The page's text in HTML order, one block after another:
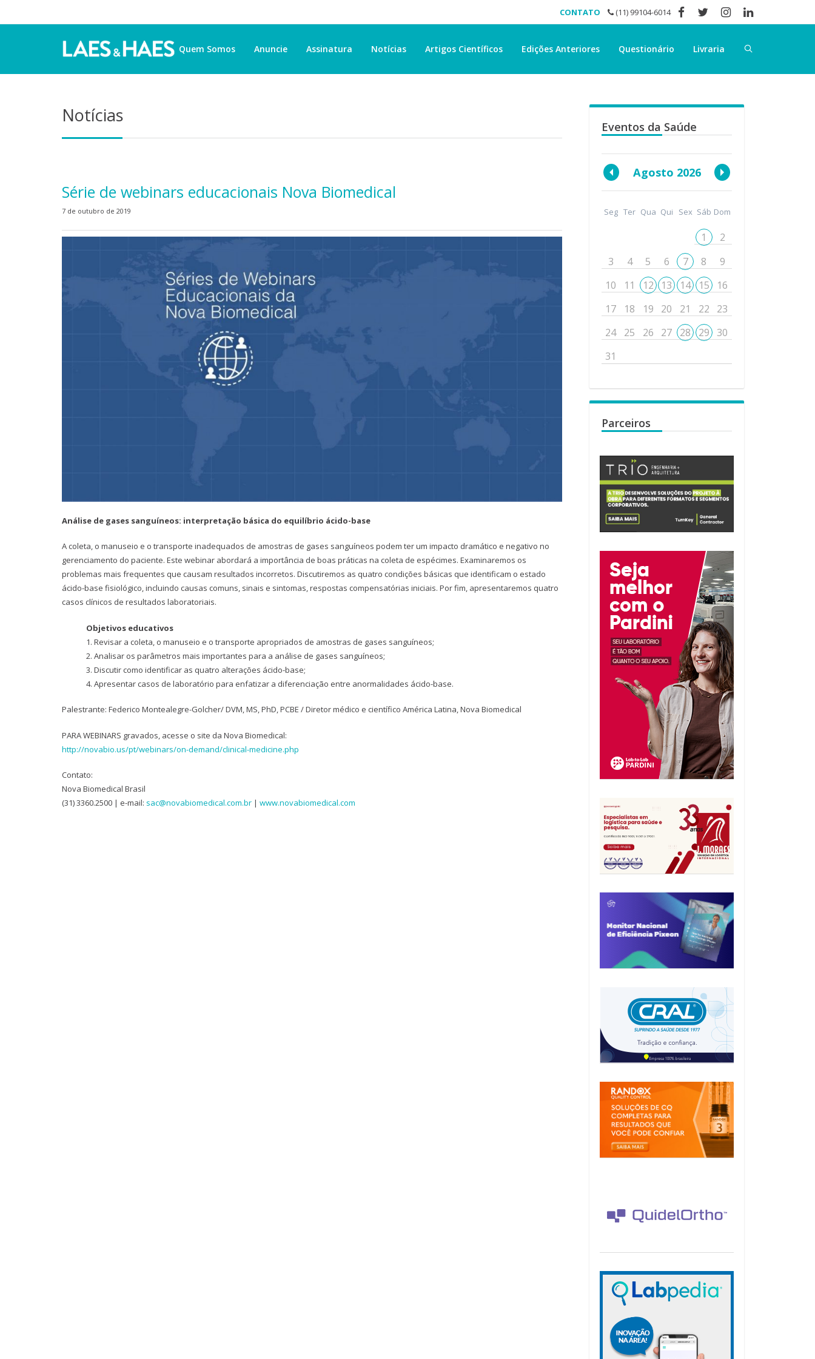
CONTATO (11) 99104-6014
Quem Somos Anuncie Assinatura Notícias Artigos Científicos Edições Anteriores Questionário Livraria
Notícias
Série de webinars educacionais Nova Biomedical
7 de outubro de 2019
Análise de gases sanguíneos: interpretação básica do equilíbrio ácido-base
A coleta, o manuseio e o transporte inadequados de amostras de gases sanguíneos podem ter um impacto dramático e negativo no
gerenciamento do paciente. Este webinar abordará a importância de boas práticas na coleta de espécimes. Examinaremos os
problemas mais frequentes que causam resultados incorretos. Discutiremos as quatro condições básicas que identificam o estado
ácido-base fisiológico, incluindo causas comuns, sinais e sintomas, respostas compensatórias iniciais. Por fim, apresentaremos quatro
casos clínicos de resultados laboratoriais.
Objetivos educativos
1. Revisar a coleta, o manuseio e o transporte apropriados de amostras de gases sanguíneos;
2. Analisar os parâmetros mais importantes para a análise de gases sanguíneos;
3. Discutir como identificar as quatro alterações ácido-base;
4. Apresentar casos de laboratório para enfatizar a diferenciação entre anormalidades ácido-base.
Palestrante: Federico Montealegre-Golcher/ DVM, MS, PhD, PCBE / Diretor médico e científico América Latina, Nova Biomedical
PARA WEBINARS gravados, acesse o site da Nova Biomedical:
http://novabio.us/pt/webinars/on-demand/clinical-medicine.php
Contato:
Nova Biomedical Brasil
(31) 3360.2500 | e-mail: sac@novabiomedical.com.br | www.novabiomedical.com
Eventos da Saúde
Agosto 2026
Seg Ter Qua Qui Sex Sáb Dom
1
2
3
4 5 6 7 8
9
10
11 12 13 14 15
16
17
18 19 20 21 22
23
24
25 26 27 28 29
30
31
Parceiros